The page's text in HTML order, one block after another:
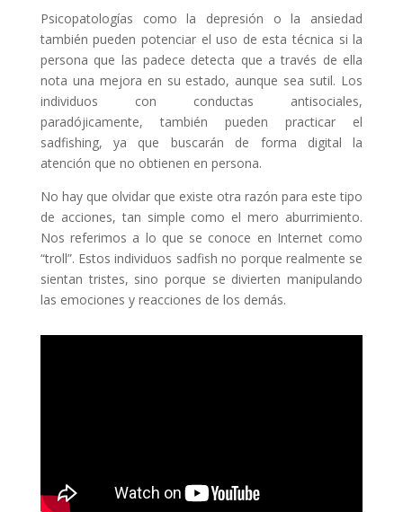
Psicopatologías como la depresión o la ansiedad
también pueden potenciar el uso de esta técnica si la
persona que las padece detecta que a través de ella
nota una mejora en su estado, aunque sea sutil. Los
individuos con conductas antisociales,
paradójicamente, también pueden practicar el
sadfishing, ya que buscarán de forma digital la
atención que no obtienen en persona.
No hay que olvidar que existe otra razón para este tipo
de acciones, tan simple como el mero aburrimiento.
Nos referimos a lo que se conoce en Internet como
“troll”. Estos individuos sadfish no porque realmente se
sientan tristes, sino porque se divierten manipulando
las emociones y reacciones de los demás.